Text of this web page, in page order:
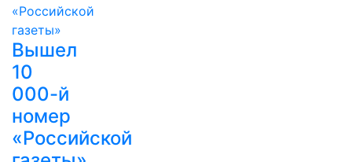
Вышел
10
000-й
номер
«Российской